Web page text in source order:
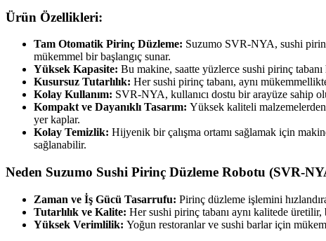
Ürün Özellikleri:
Tam Otomatik Pirinç Düzleme: Suzumo SVR-NYA, sushi
mükemmel bir başlangıç sunar.
Yüksek Kapasite: Bu makine, saatte yüzlerce sushi pirinç
Kusursuz Tutarlılık: Her sushi pirinç tabanı, aynı
Kolay Kullanım: SVR-NYA, kullanıcı dostu bir arayüze sahip
Kompakt ve Dayanıklı Tasarım: Yüksek kaliteli
yer kaplar.
Kolay Temizlik: Hijyenik bir çalışma ortamı sağlamak için
sağlanabilir.
Neden Suzumo Sushi Pirinç Düzleme Robotu (SVR-
Zaman ve İş Gücü Tasarrufu: Pirinç düzleme işlemini
Tutarlılık ve Kalite: Her sushi pirinç tabanı aynı kalitede üretilir,
Yüksek Verimlilik: Yoğun restoranlar ve sushi barlar için